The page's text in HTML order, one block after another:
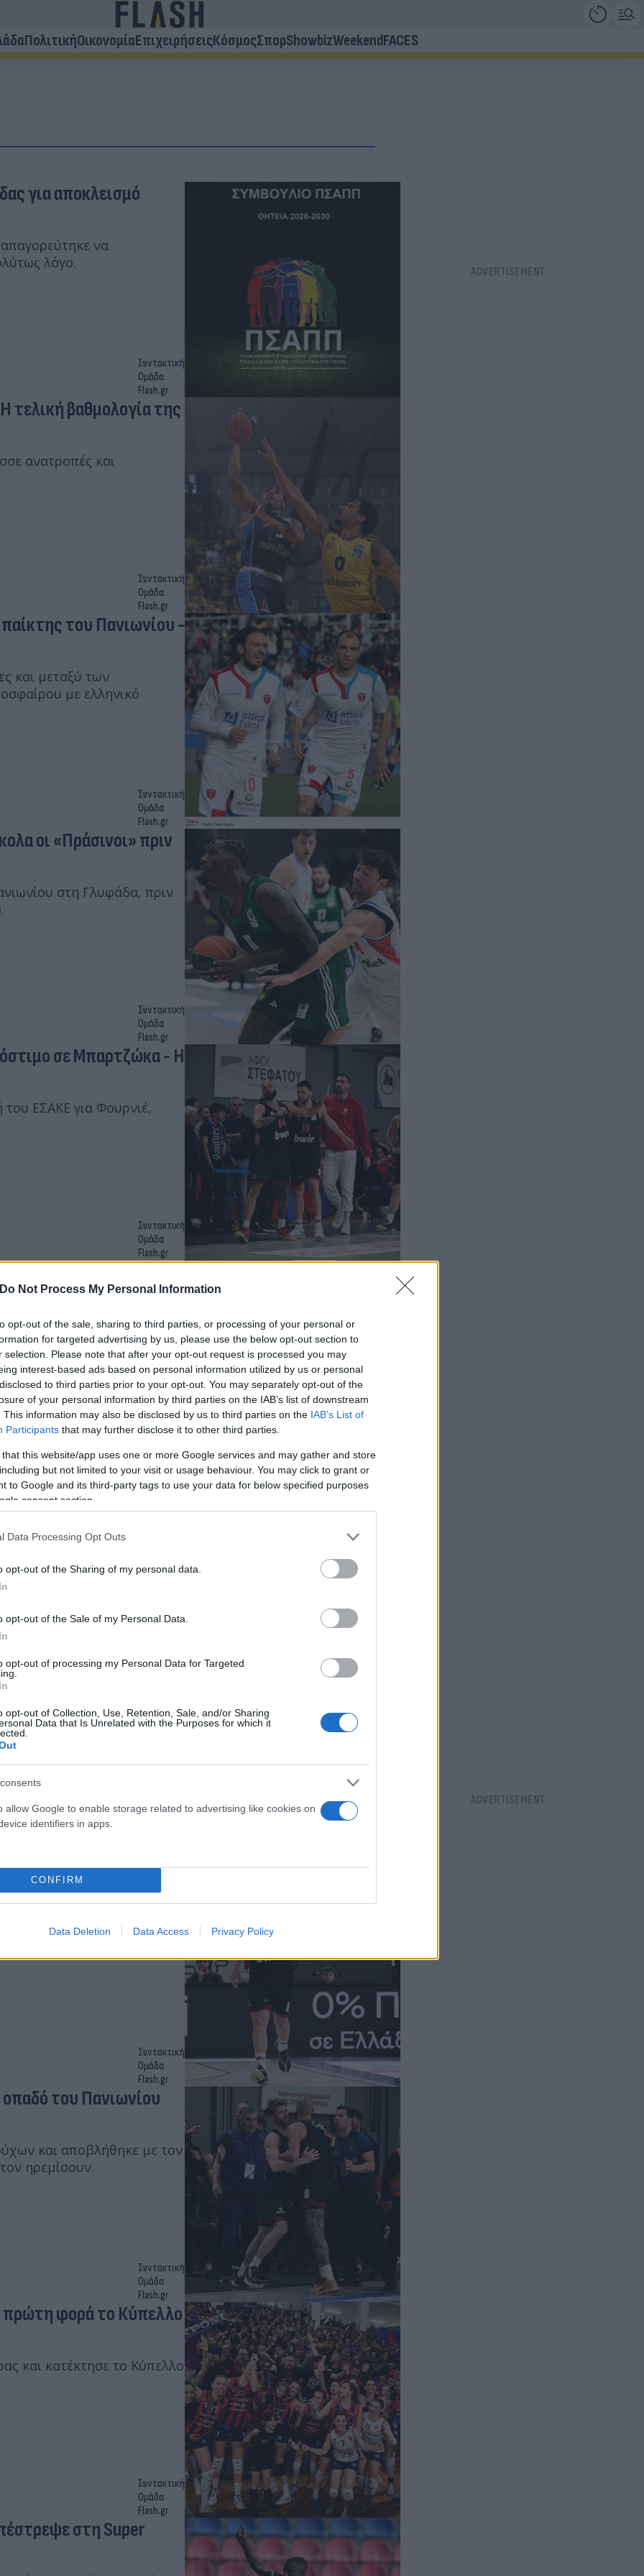
Do Not Process My Personal Information
opt-out of the sale, sharing to third parties, or processing of your personal or
for targeted advertising by us, please use the below opt-out section to
selection. Please note that after your opt-out request is processed you may
interest-based ads based on personal information utilized by us or personal
to third parties prior to your opt-out. You may separately opt-out of the
of your personal information by third parties on the IAB’s list of downstream
This information may also be disclosed by us to third parties on the IAB’s List of
Participants that may further disclose it to other third parties.
that this website/app uses one or more Google services and may gather and store
but not limited to your visit or usage behaviour. You may click to grant or
to Google and its third-party tags to use your data for below specified purposes
consent section.
Data Processing Opt Outs
opt-out of the Sharing of my personal data.
opt-out of the Sale of my Personal Data.
opt-out of processing my Personal Data for Targeted
opt-out of Collection, Use, Retention, Sale, and/or Sharing
Data that Is Unrelated with the Purposes for which it
allow Google to enable storage related to advertising like cookies on
identifiers in apps.
CONFIRM
Data Deletion Data Access Privacy Policy
ΠολιτικήΟικονομίαΕπιχειρήσειςΚόσμοςΣπορShowbizWeekendFACES
για αποκλεισμό
να
λόγο.
Συντακτική
Ομάδα
Flash.gr
ανατροπές και
Συντακτική
Ομάδα
Flash.gr
του Πανιωνίου -
και μεταξύ των
με ελληνικό
Συντακτική
Ομάδα
Flash.gr
οι «Πράσινοι» πριν
στη Γλυφάδα, πριν
Συντακτική
Ομάδα
Flash.gr
σε Μπαρτζώκα - Η
ΕΣΑΚΕ για Φουρνιέ,
Συντακτική
Ομάδα
Flash.gr
ο Φουρνιέ για το
από την ΔΕΑΒ για τα
Κώστας
Μπατζώνης
και να
Ολυμπιακός τα
Έλληνα οπαδού.
Μπατάκας
Γλυφάδα για τους
νίκησε τον
GBL.
Συντακτική
Ομάδα
Flash.gr
του Πανιωνίου
και αποβλήθηκε με τον
ηρεμίσουν.
Συντακτική
Ομάδα
Flash.gr
πρώτη φορά το Κύπελλο
και κατέκτησε το Κύπελλο
Συντακτική
Ομάδα
Flash.gr
στη Super